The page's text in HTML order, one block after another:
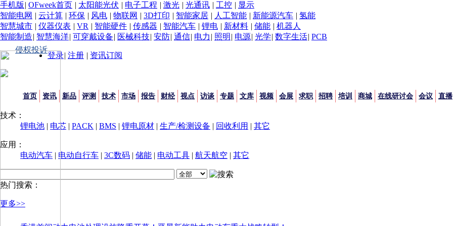
手机版 | OFweek首页 | 太阳能光伏 | 电子工程 | 激光 | 光通讯 | 工控 | 显示
智能电网 | 云计算 | 环保 | 风电 | 物联网 | 3D打印 | 智能家居 | 人工智能 | 新能源汽车 | 氢能
智慧城市 | 仪器仪表 | VR | 智能硬件 | 传感器 | 智能汽车 | 锂电 | 新材料 | 储能 | 机器人
智能制造| 智慧海洋| 可穿戴设备| 医械科技| 安防| 通信| 电力 | 照明 | 电源| 光学| 数字生活| PCB
侵权投诉
登录| 注册 | 资讯订阅
首页 资讯 新品 评测 技术 市场 报告 财经 视点 访谈 专题 文库 视频 会展 求职 招聘 培训 商城 在线研讨会 会议 直播
技术：
锂电池 | 电芯 | PACK | BMS | 锂电原材 | 生产/检测设备 | 回收利用 | 其它
应用：
电动汽车 | 电动自行车 | 3C数码 | 储能 | 电动工具 | 航天航空 | 其它
热门搜索：
更多>>